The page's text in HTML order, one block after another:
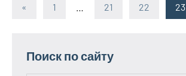
«
Предыдущие
1 21 22 23
Поиск по сайту